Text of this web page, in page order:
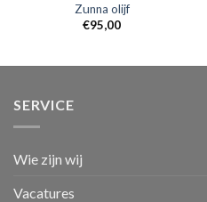
Zunna olijf
€95,00
SERVICE
Wie zijn wij
Vacatures